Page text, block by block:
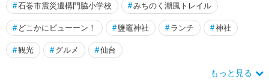
#石巻市震災遺構門脇小学校 #みちのく潮風トレイル
# どこかにビューーン！ # 鹽竈神社 # ランチ #神社
#観光 # グルメ #仙台
もっと見る